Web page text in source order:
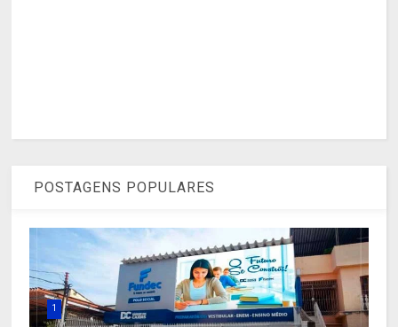
POSTAGENS POPULARES
1